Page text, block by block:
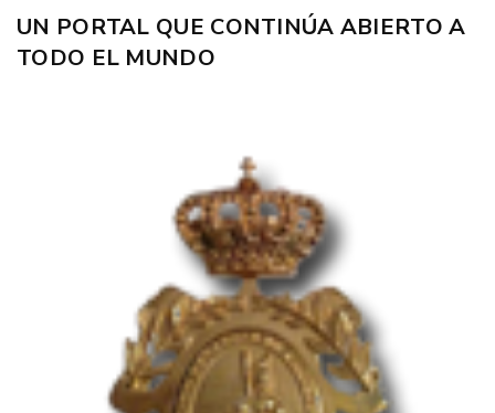
UN PORTAL QUE CONTINÚA ABIERTO A
TODO EL MUNDO